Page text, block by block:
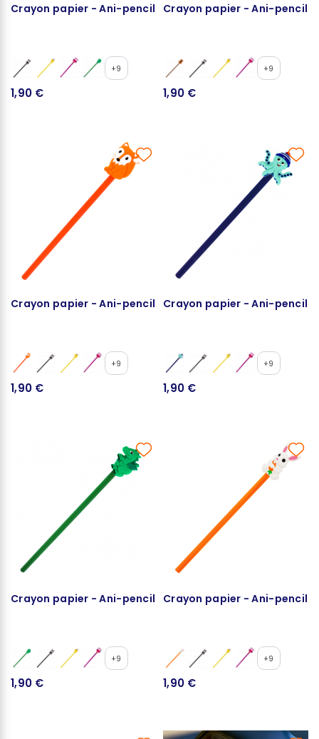
Crayon papier - Ani-pencil
+9
1,90 €
Crayon papier - Ani-pencil
+9
1,90 €
Crayon papier - Ani-pencil
+9
1,90 €
Crayon papier - Ani-pencil
+9
1,90 €
Crayon papier - Ani-pencil
+9
1,90 €
Crayon papier - Ani-pencil
+9
1,90 €